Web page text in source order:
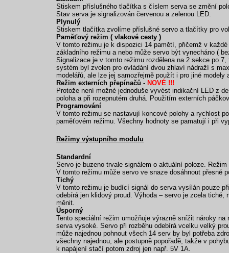
Stiskem příslušného tlačítka s číslem serva se změní
Stav serva je signalizován červenou a zelenou LED.
Plynulý
Stiskem tlačítka zvolíme příslušné servo a tlačítky pro
Paměťový režim ( vlakové cesty )
V tomto režimu je k dispozici 14 pamětí, přičemž v
základního režimu a nebo může servo být vynecháno (
Signalizace je v tomto režimu rozdělena na 2 sekce po
systém byl zvolen pro ovládání dvou zhlaví nádraží s
modelářů, ale lze jej samozřejmě použít i pro jiné modely
Režim externích přepínačů - NOVÉ !!!
Protože není možné jednoduše vyvést indikační LED z
poloha a při rozepnutém druhá. Použitím externích
Programování
V tomto režimu se nastavují koncové polohy a rychlost
paměťovém režimu. Všechny hodnoty se pamatují i při
Režimy výstupního modulu
Standardní
Servo je buzeno trvale signálem o aktuální poloze.
V tomto režimu může servo ve snaze dosáhnout přesné
Tichý
V tomto režimu je budící signál do serva vysílán pouze
odebírá jen klidový proud. Výhoda – servo je zcela
měnit.
Úsporný
Tento speciální režim umožňuje výrazně snížit nároky
serva vysoké. Servo při rozběhu odebírá vcelku velký
může najednou pohnout všech 14 serv by byl potřeba
všechny najednou, ale postupně popořadě, takže v
k napájení stačí potom zdroj jen např. 5V 1A.